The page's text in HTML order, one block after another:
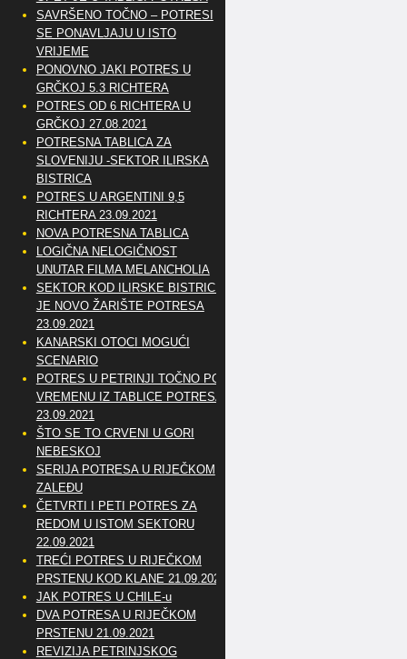
SAVRŠENO TOČNO – POTRESI
SE PONAVLJAJU U ISTO
VRIJEME
PONOVNO JAKI POTRES U
GRČKOJ 5.3 RICHTERA
POTRES OD 6 RICHTERA U
GRČKOJ 27.08.2021
POTRESNA TABLICA ZA
SLOVENIJU -SEKTOR ILIRSKA
BISTRICA
POTRES U ARGENTINI 9,5
RICHTERA 23.09.2021
NOVA POTRESNA TABLICA
LOGIČNA NELOGIČNOST
UNUTAR FILMA MELANCHOLIA
SEKTOR KOD ILIRSKE BISTRICE
JE NOVO ŽARIŠTE POTRESA
23.09.2021
KANARSKI OTOCI MOGUĆI
SCENARIO
POTRES U PETRINJI TOČNO PO
VREMENU IZ TABLICE POTRESA
23.09.2021
ŠTO SE TO CRVENI U GORI
NEBESKOJ
SERIJA POTRESA U RIJEČKOM
ZALEĐU
ČETVRTI I PETI POTRES ZA
REDOM U ISTOM SEKTORU
22.09.2021
TREĆI POTRES U RIJEČKOM
PRSTENU KOD KLANE 21.09.2021
JAK POTRES U CHILE-u
DVA POTRESA U RIJEČKOM
PRSTENU 21.09.2021
REVIZIJA PETRINJSKOG